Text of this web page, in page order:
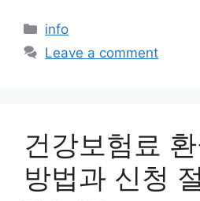
Categories
info
Leave a comment
건강보험료
방법과 신청